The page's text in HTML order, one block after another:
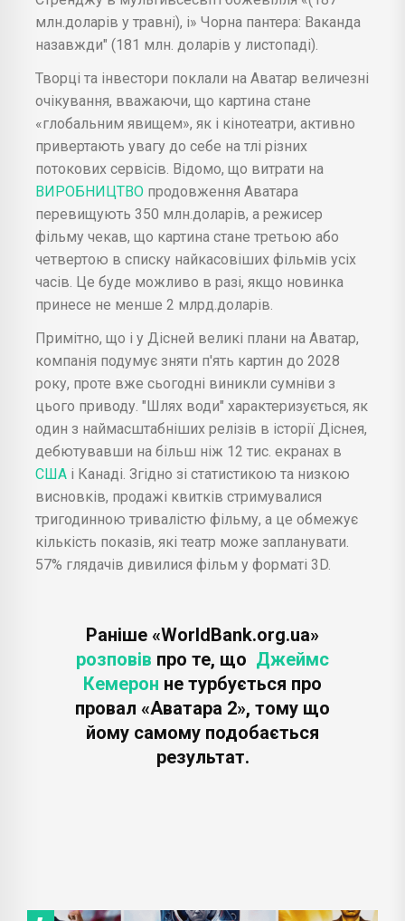
млн.доларів у травні), і» Чорна пантера: Ваканда
назавжди" (181 млн. доларів у листопаді).
Творці та інвестори поклали на Аватар величезні
очікування, вважаючи, що картина стане
«глобальним явищем», як і кінотеатри, активно
привертають увагу до себе на тлі різних
потокових сервісів. Відомо, що витрати на
ВИРОБНИЦТВО продовження Аватара
перевищують 350 млн.доларів, а режисер
фільму чекав, що картина стане третьою або
четвертою в списку найкасовіших фільмів усіх
часів. Це буде можливо в разі, якщо новинка
принесе не менше 2 млрд.доларів.
Примітно, що і у Дісней великі плани на Аватар,
компанія подумує зняти п'ять картин до 2028
року, проте вже сьогодні виникли сумніви з
цього приводу. "Шлях води" характеризується, як
один з наймасштабніших релізів в історії Діснея,
дебютувавши на більш ніж 12 тис. екранах в
США і Канаді. Згідно зі статистикою та низкою
висновків, продажі квитків стримувалися
тригодинною тривалістю фільму, а це обмежує
кількість показів, які театр може запланувати.
57% глядачів дивилися фільм у форматі 3D.
Раніше «WorldBank.org.ua»
розповів про те, що Джеймс
Кемерон не турбується про
провал «Аватара 2», тому що
йому самому подобається
результат.